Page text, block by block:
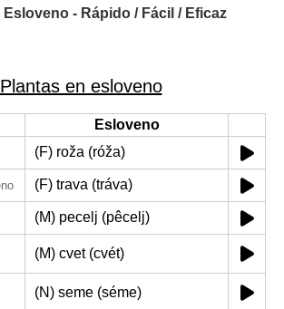
- Rápido / Fácil / Eficaz
Plantas en esloveno
Esloveno
(F) roža (róža)
(F) trava (tráva)
(M) pecelj (pêcelj)
(M) cvet (cvét)
(N) seme (séme)